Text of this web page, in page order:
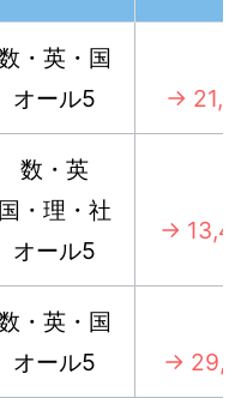
・英・国
オール5
→
数・英
国・理・社
オール5
→
・英・国
オール5
→